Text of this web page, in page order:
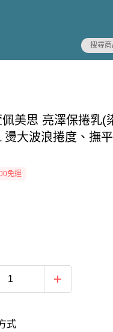
美思 亮澤保捲乳(
燙大波浪捲度、撫
免運
式